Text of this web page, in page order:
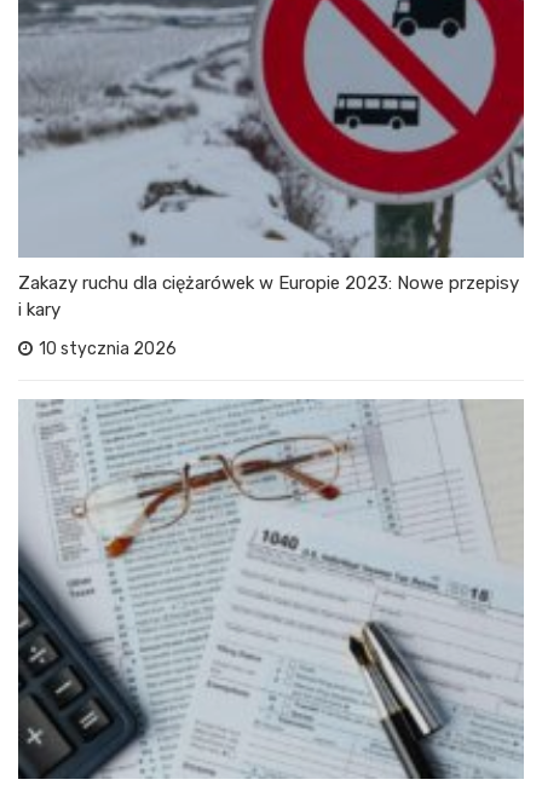
Zakazy ruchu dla ciężarówek w Europie 2023: Nowe przepisy
i kary
10 stycznia 2026